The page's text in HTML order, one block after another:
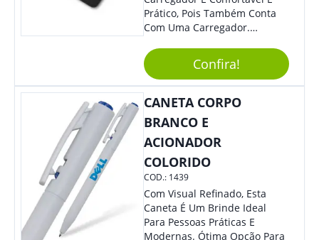
Destaque À Sua Marca.
Prático, Pois Também Conta
Com Uma Carregador.
Resistente, Com A Qualidade
Que Os Colaboradores
Buscam, E O Design É
Moderno, Destacando Ainda
Confira!
CANETA CORPO
BRANCO E
ACIONADOR
COLORIDO
COD.: 1439
Com Visual Refinado, Esta
Caneta É Um Brinde Ideal
Para Pessoas Práticas E
Modernas. Ótima Opção Para